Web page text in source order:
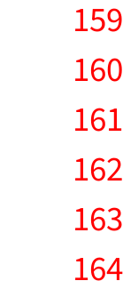
159
160
161
162
163
164